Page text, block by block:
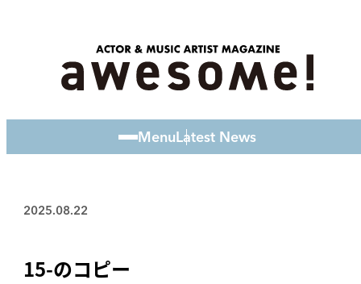
MenuLatest News
2025.08.22
15-のコピー